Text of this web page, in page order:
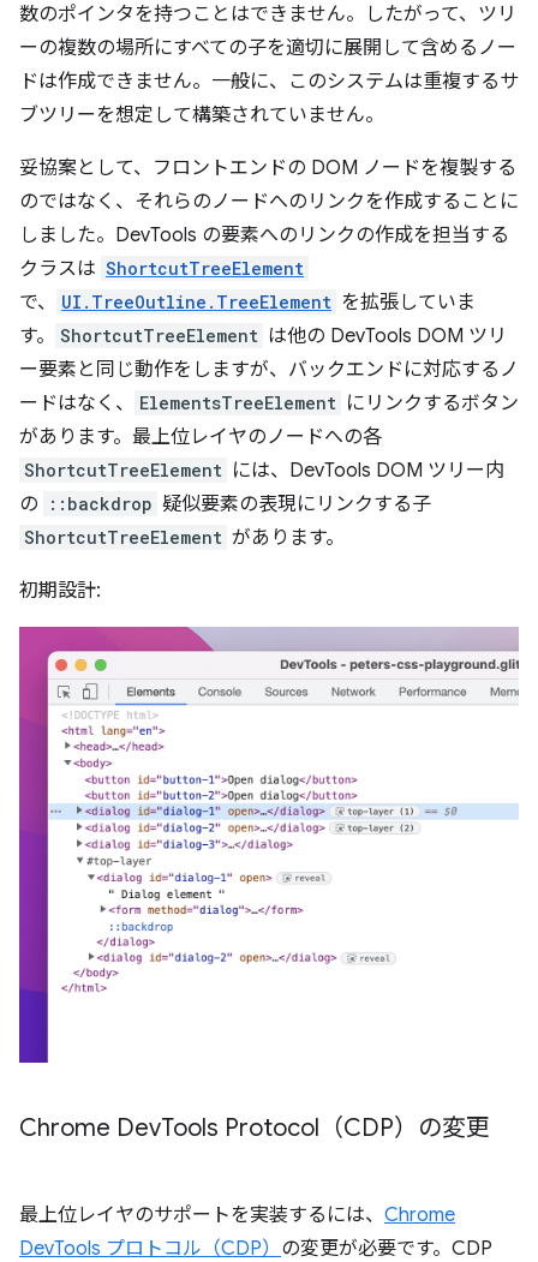
数のポインタを持つことはできません。したがって、ツリ
ーの複数の場所にすべての子を適切に展開して含めるノー
ドは作成できません。一般に、このシステムは重複するサ
ブツリーを想定して構築されていません。
妥協案として、フロントエンドの DOM ノードを複製する
のではなく、それらのノードへのリンクを作成することに
しました。DevTools の要素へのリンクの作成を担当する
クラスは ShortcutTreeElement
で、 UI.TreeOutline.TreeElement を拡張していま
す。
ShortcutTreeElement は他の DevTools DOM ツリ
ー要素と同じ動作をしますが、バックエンドに対応するノ
ードはなく、
ElementsTreeElement にリンクするボタン
があります。最上位レイヤのノードへの各
ShortcutTreeElement には、DevTools DOM ツリー内
の
::backdrop 疑似要素の表現にリンクする子
ShortcutTreeElement があります。
初期設計:
Chrome DevTools Protocol（CDP）の変更
最上位レイヤのサポートを実装するには、 Chrome
DevTools プロトコル（CDP） の変更が必要です。CDP